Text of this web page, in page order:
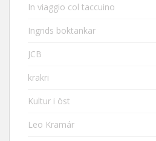
In viaggio col taccuino
Ingrids boktankar
JCB
krakri
Kultur i öst
Leo Kramár